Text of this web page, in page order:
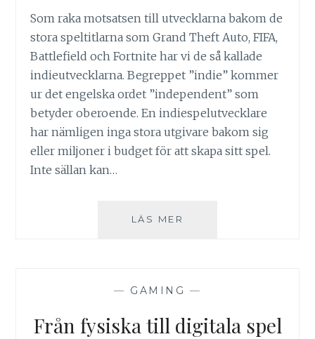
Som raka motsatsen till utvecklarna bakom de
stora speltitlarna som Grand Theft Auto, FIFA,
Battlefield och Fortnite har vi de så kallade
indieutvecklarna. Begreppet ”indie” kommer
ur det engelska ordet ”independent” som
betyder oberoende. En indiespelutvecklare
har nämligen inga stora utgivare bakom sig
eller miljoner i budget för att skapa sitt spel.
Inte sällan kan…
LÄS MER
— GAMING —
Från fysiska till digitala spel